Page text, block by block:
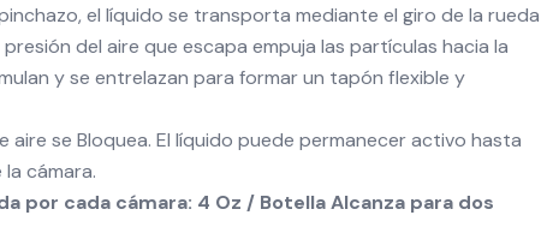
el líquido se transporta mediante el giro de la rueda
del aire que escapa empuja las partículas hacia la
y se entrelazan para formar un tapón flexible y
aire se Bloquea. El líquido puede permanecer activo hasta
cámara.
por cada cámara: 4 Oz / Botella Alcanza para dos